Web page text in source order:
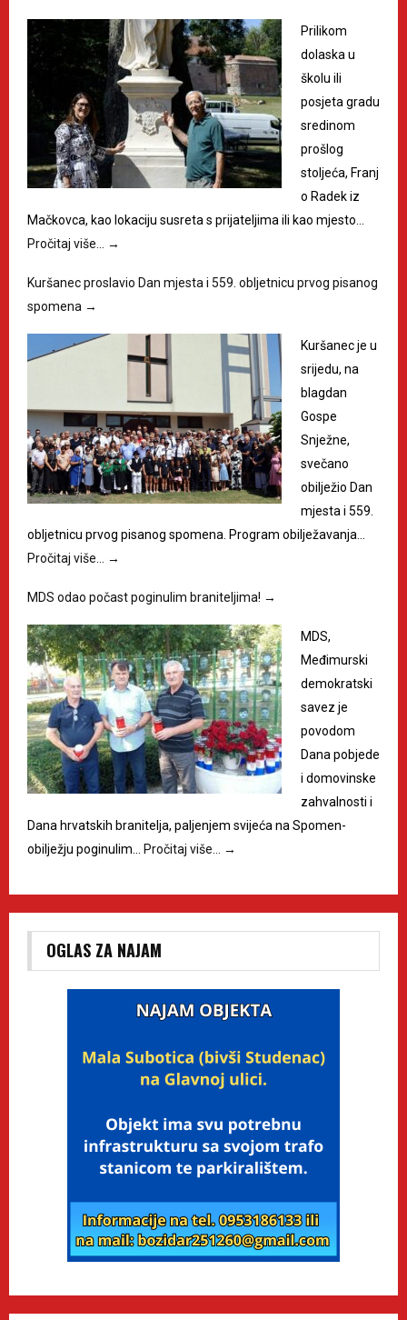
Prilikom
dolaska u
školu ili
posjeta gradu
sredinom
prošlog
stoljeća, Franj
o Radek iz
Mačkovca, kao lokaciju susreta s prijateljima ili kao mjesto…
Pročitaj više…
→
Kuršanec proslavio Dan mjesta i 559. obljetnicu prvog pisanog
spomena →
Kuršanec je u
srijedu, na
blagdan
Gospe
Snježne,
svečano
obilježio Dan
mjesta i 559.
obljetnicu prvog pisanog spomena. Program obilježavanja…
Pročitaj više…
→
MDS odao počast poginulim braniteljima! →
MDS,
Međimurski
demokratski
savez je
povodom
Dana pobjede
i domovinske
zahvalnosti i
Dana hrvatskih branitelja, paljenjem svijeća na Spomen-
obilježju poginulim…
Pročitaj više… →
OGLAS ZA NAJAM